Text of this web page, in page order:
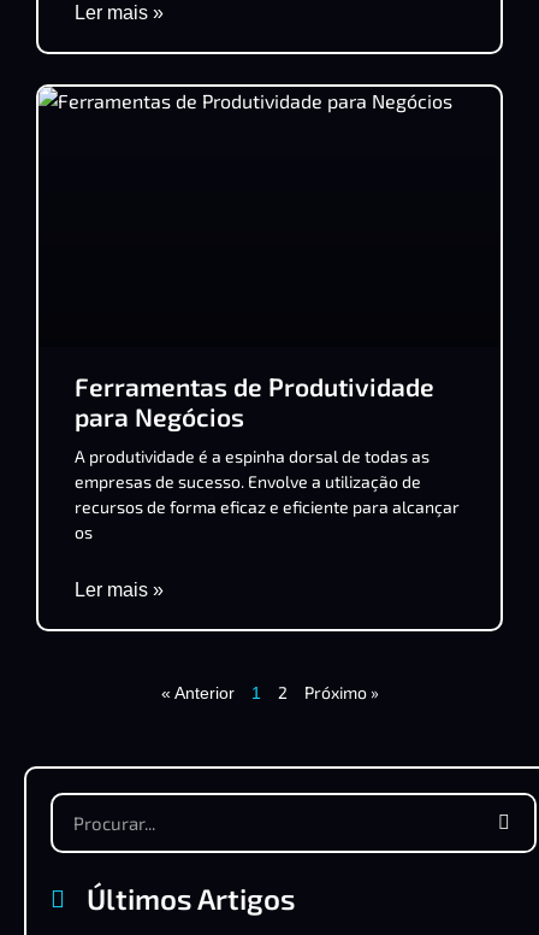
Ler mais »
Ferramentas de Produtividade
para Negócios
A produtividade é a espinha dorsal de todas as
empresas de sucesso. Envolve a utilização de
recursos de forma eficaz e eficiente para alcançar
os
Ler mais »
« Anterior 1 2 Próximo »
Últimos Artigos